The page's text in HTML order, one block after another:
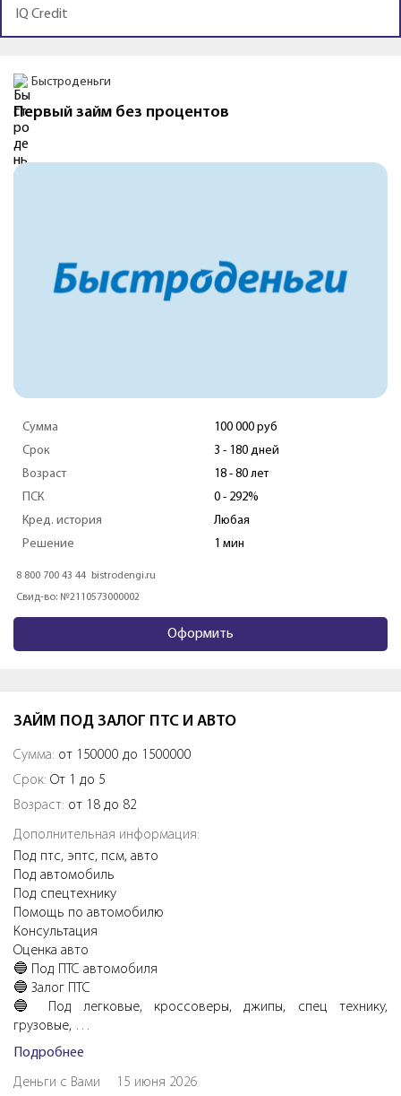
IQ Credit
Быстроденьги
Первый займ без процентов
Сумма
100 000 руб
Срок
3 - 180 дней
Возраст
18 - 80 лет
ПСК
0 - 292%
Кред. история
Любая
Решение
1 мин
8 800 700 43 44 bistrodengi.ru
Свид-во: №2110573000002
Оформить
ЗАЙМ ПОД ЗАЛОГ ПТС И АВТО
Сумма: от 150000 до 1500000
Срок: От 1 до 5
Возраст: от 18 до 82
Дополнительная информация:
Под птс, эптс, псм, авто
Под автомобиль
Под спецтехнику
Помощь по автомобилю
Консультация
Оценка авто
🔵 Пoд ПТС aвтoмобиля
🔵 Залог ПTC
🔵 Под легковые, кроссоверы, джипы, спeц тexнику,
грузовые, …
Подробнее
Деньги с Вами 15 июня 2026